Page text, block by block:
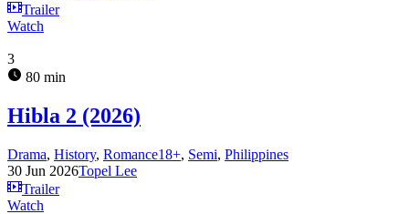
Trailer
Watch
3
80 min
Hibla 2 (2026)
Drama, History, Romance18+, Semi, Philippines
30 Jun 2026Topel Lee
Trailer
Watch